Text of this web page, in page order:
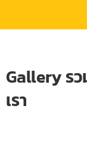
Gallery ร
เรา